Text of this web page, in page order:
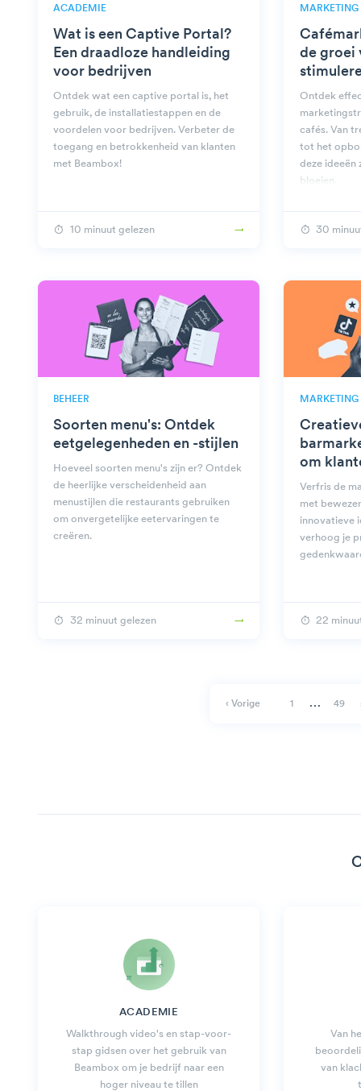
ACADEMIE
Wat is een Captive Portal?
Een draadloze handleiding
voor bedrijven
Ontdek wat een captive portal is, het
gebruik, de installatiestappen en de
voordelen voor bedrijven. Verbeter de
toegang en betrokkenheid van klanten
met Beambox!
10 minuut gelezen
MARKETING
de groei
Ontdek
cafés. Van
tot het
deze ideeën
bloeien.
30
BEHEER
Soorten menu's: Ontdek
eetgelegenheden en -stijlen
Hoeveel soorten menu's zijn er? Ontdek
de heerlijke verscheidenheid aan
menustijlen die restaurants gebruiken
om onvergetelijke eetervaringen te
creëren.
32 minuut gelezen
MARKETING
om
Verfris de
met
innovatieve
verhoog je
22
‹ Vorige 1 … 49
ACADEMIE
Walkthrough video's en stap-voor-
stap gidsen over het gebruik van
Beambox om je bedrijf naar een
hoger niveau te tillen
Van
van